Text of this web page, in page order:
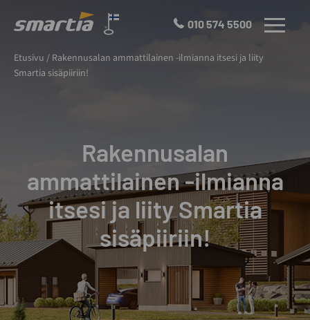
Oy
010 574 5500 VALIKKO
Etusivu / Rakennusalan ammattilainen -ilmianna itsesi ja liity
Smartia sisäpiiriin!
Rakennusalan
ammattilainen -ilmianna
itsesi ja liity Smartia
sisäpiiriin!